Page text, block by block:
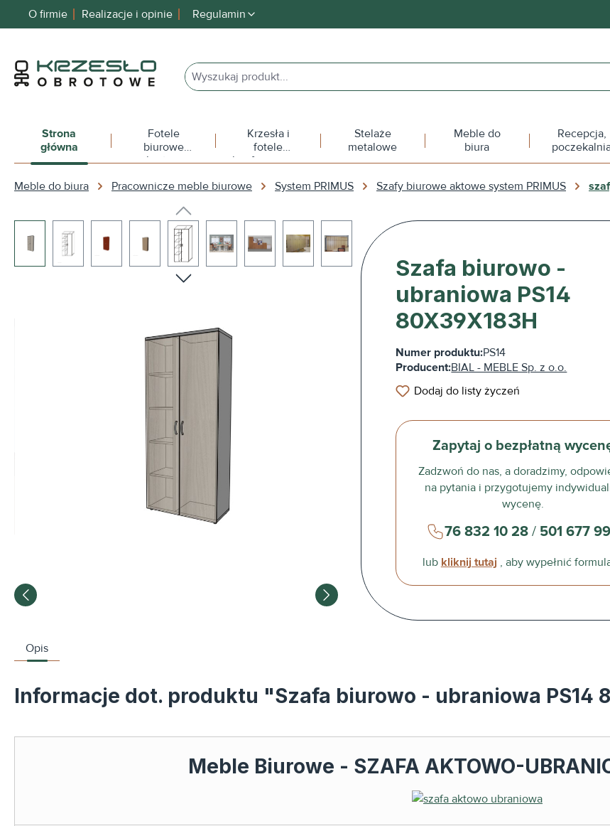
Przejdź do głównej nawigacji
O firmie Realizacje i opinie Regulamin
Strona
główna
Fotele
biurowe
obrotowe
Krzesła i
fotele
konferencyjne
Stelaże
metalowe
Meble do
biura
Recepcja,
Meble do biura Pracownicze meble biurowe System PRIMUS Szafy biurowe aktowe system PRIMUS
Pomiń galerię zdjęć
Szafa biurowo -
ubraniowa PS14
80X39X183H
Numer produktu:PS14
Producent:BIAL - MEBLE Sp. z o.o.
Dodaj do listy życzeń
Zapytaj o bezpłatną
Zadzwoń do nas, a doradzimy,
na pytania i przygotujemy
wycenę.
76 832 10 28 / 501 677
lub kliknij tutaj , aby wypełnić
Opis
Informacje dot. produktu "Szafa biurowo - ubraniowa PS14
Meble Biurowe - SZAFA AKTOWO-